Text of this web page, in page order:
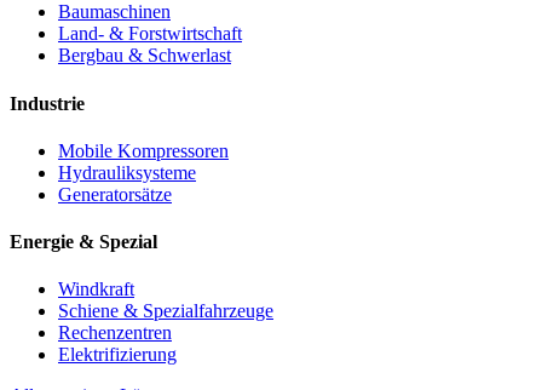
Baumaschinen
Land- & Forstwirtschaft
Bergbau & Schwerlast
Industrie
Mobile Kompressoren
Hydrauliksysteme
Generatorsätze
Energie & Spezial
Windkraft
Schiene & Spezialfahrzeuge
Rechenzentren
Elektrifizierung